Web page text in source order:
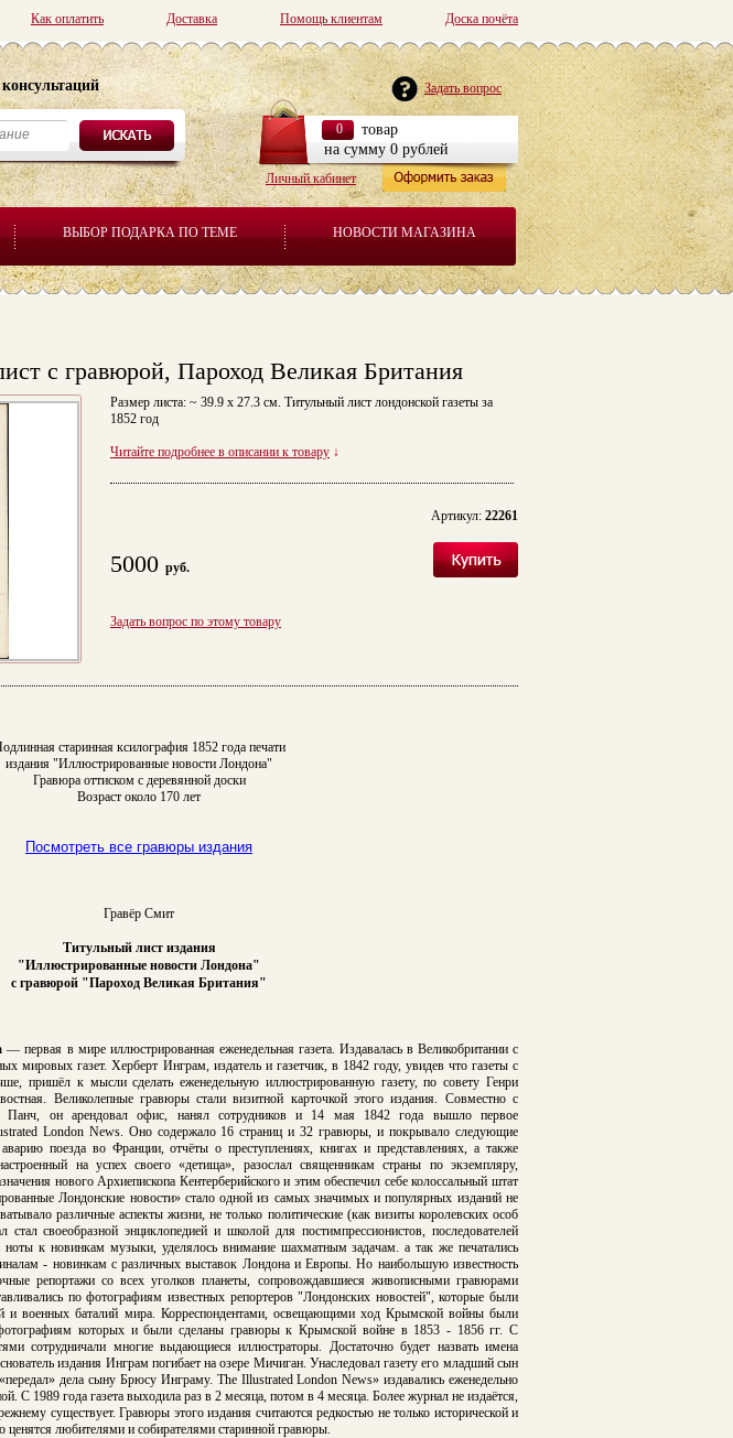
Доска почёта
Помощь клиентам
Доставка
Как оплатить
ВЫБОР ПОДАРКА ПО ТЕМЕ НОВОСТИ МАГАЗИНА
Личный кабинет
Задать вопрос
0
товар
на сумму 0 рублей
с гравюрой, Пароход Великая Британия
Размер листа: ~ 39.9 x 27.3 см. Титульный лист лондонской газеты за
1852 год
Читайте подробнее в описании к товару ↓
5000 руб.
Артикул: 22261
Задать вопрос по этому товару
старинная ксилография 1852 года печати
издания "Иллюстрированные новости Лондона"
Гравюра оттиском с деревянной доски
Возраст около 170 лет
Посмотреть все гравюры издания
Гравёр Смит
Титульный лист издания
"Иллюстрированные новости Лондона"
с гравюрой "Пароход Великая Британия"
— первая в мире иллюстрированная еженедельная газета. Издавалась в Великобритании с
мировых газет. Херберт Инграм, издатель и газетчик, в 1842 году, увидев что газеты с
пришёл к мысли сделать еженедельную иллюстрированную газету, по совету Генри
Великолепные гравюры стали визитной карточкой этого издания. Совместно с
он арендовал офис, нанял сотрудников и 14 мая 1842 года вышло первое
London News. Оно содержало 16 страниц и 32 гравюры, и покрывало следующие
поезда во Франции, отчёты о преступлениях, книгах и представлениях, а также
на успех своего «детища», разослал священникам страны по экземпляру,
нового Архиепископа Кентерберийского и этим обеспечил себе колоссальный штат
Лондонские новости» стало одной из самых значимых и популярных изданий не
различные аспекты жизни, не только политические (как визиты королевских особ
своеобразной энциклопедией и школой для постимпрессионистов, последователей
ноты к новинкам музыки, уделялось внимание шахматным задачам. а так же печатались
- новинкам с различных выставок Лондона и Европы. Но наибольшую известность
репортажи со всех уголков планеты, сопровождавшиеся живописными гравюрами
по фотографиям известных репортеров "Лондонских новостей", которые были
и военных баталий мира. Корреспондентами, освещающими ход Крымской войны были
которых и были сделаны гравюры к Крымской войне в 1853 - 1856 гг. С
сотрудничали многие выдающиеся иллюстраторы. Достаточно будет назвать имена
издания Инграм погибает на озере Мичиган. Унаследовал газету его младший сын
дела сыну Брюсу Инграму. The Illustrated London News» издавались еженедельно
С 1989 года газета выходила раз в 2 месяца, потом в 4 месяца. Более журнал не издаётся,
существует. Гравюры этого издания считаются редкостью не только исторической и
ценятся любителями и собирателями старинной гравюры.